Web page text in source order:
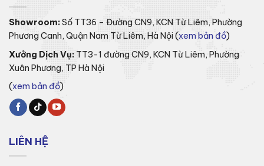
Showroom:Số TT36 – Đường CN9, KCN Từ Liêm, Phường
Phương Canh, Quận Nam Từ Liêm, Hà Nội (xem bản đồ)
Xưởng Dịch Vụ: TT3-1 đường CN9, KCN Từ Liêm, Phường
Xuân Phương, TP Hà Nội
(xem bản đồ)
LIÊN HỆ